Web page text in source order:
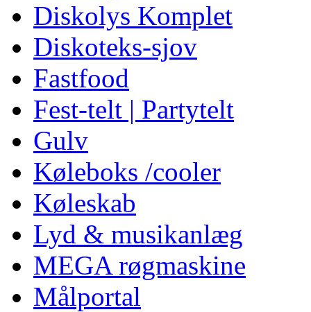
Diskolys Komplet
Diskoteks-sjov
Fastfood
Fest-telt | Partytelt
Gulv
Køleboks /cooler
Køleskab
Lyd & musikanlæg
MEGA røgmaskine
Målportal